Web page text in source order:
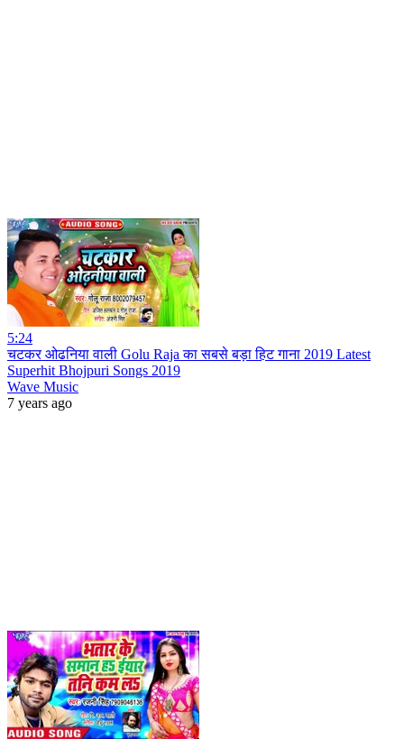
5:24
चटकर ओढनिया वाली Golu Raja का सबसे बड़ा हिट गाना 2019 Latest
Superhit Bhojpuri Songs 2019
Wave Music
7 years ago